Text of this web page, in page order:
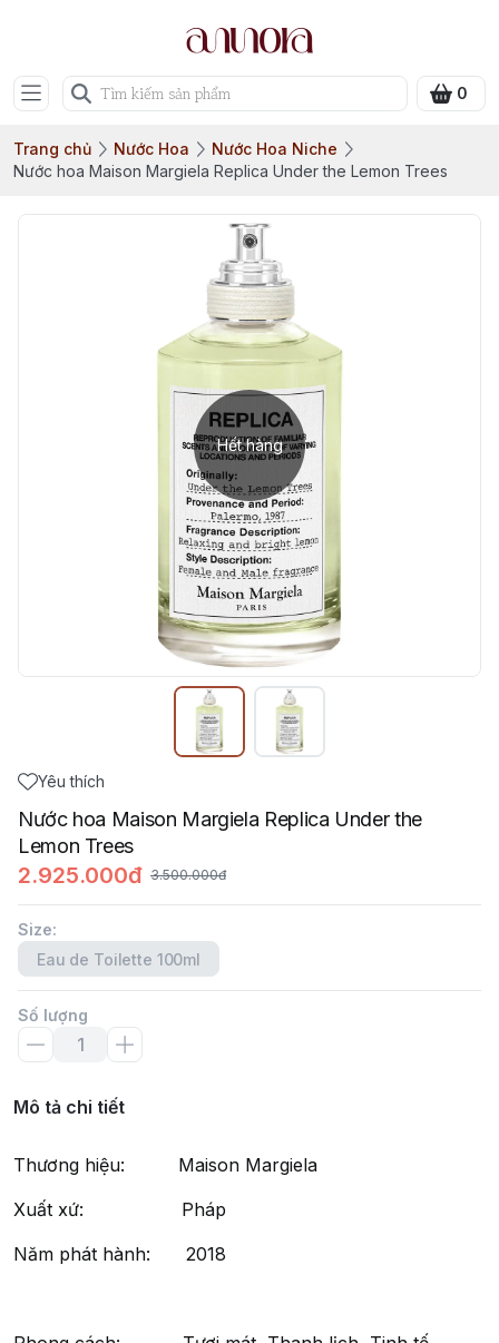
0
Trang chủ Nước Hoa
Nước Hoa Niche
Nước hoa Maison Margiela Replica Under the Lemon Trees
Hết hàng
Yêu thích
Nước hoa Maison Margiela Replica Under the
Lemon Trees
2.925.000đ 3.500.000đ
Size:
Eau de Toilette 100ml
Số lượng
Mô tả chi tiết
Thương hiệu: Maison Margiela
Xuất xứ: Pháp
Năm phát hành: 2018